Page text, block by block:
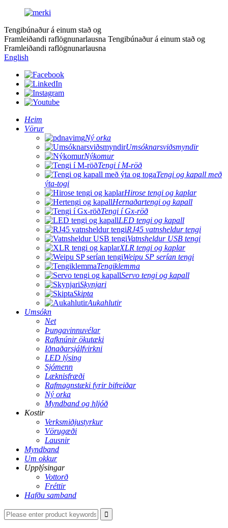
Tengibúnaður á einum stað og
Framleiðandi raflögnunarlausna Tengibúnaður á einum stað og
Framleiðandi raflögnunarlausna
English
Heim
Vörur
Ný orka
Umsóknarsviðsmyndir
Nýkomur
Tengi í M-röð
Tengi og kapall með
ýta-togi
Hirose tengi og kaplar
Hernaðartengi og kapall
Tengi í Gx-röð
LED tengi og kapall
RJ45 vatnsheldur tengi
Vatnsheldur USB tengi
XLR tengi og kaplar
Weipu SP serían tengi
Tengiklemma
Servo tengi og kapall
Skynjari
Skipta
Aukahlutir
Umsókn
Net
Þungavinnuvélar
Rafknúnir ökutæki
Iðnaðarsjálfvirkni
LED lýsing
Sjómenn
Læknisfræði
Rafmagnstæki fyrir bifreiðar
Ný orka
Myndband og hljóð
Kostir
Verksmiðjustyrkur
Vörugæði
Lausnir
Myndband
Um okkur
Upplýsingar
Vottorð
Fréttir
Hafðu samband